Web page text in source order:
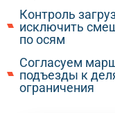
Контроль
исключить
по осям
Согласуем
подъезды к
ограничения